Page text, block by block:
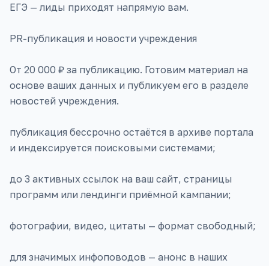
ЕГЭ — лиды приходят напрямую вам.
PR-публикация и новости учреждения
От 20 000 ₽ за публикацию. Готовим материал на
основе ваших данных и публикуем его в разделе
новостей учреждения.
публикация бессрочно остаётся в архиве портала
и индексируется поисковыми системами;
до 3 активных ссылок на ваш сайт, страницы
программ или лендинги приёмной кампании;
фотографии, видео, цитаты — формат свободный;
для значимых инфоповодов — анонс в наших